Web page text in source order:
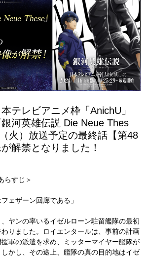
テレビアニメ枠「AnichU」
河英雄伝説 Die Neue Thes
火）放送予定の最終話【第48
解禁となりました！
らすじ＞
ェザーン回廊である」
ヤンの率いるイゼルローン駐留艦隊の最初
りました。ロイエンタールは、事前の計画
軍の派遣を求め、ミッターマイヤー艦隊が
かし、その途上、艦隊の真の目的地はイゼ